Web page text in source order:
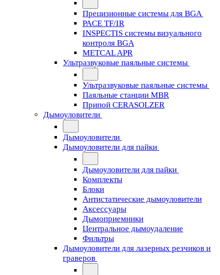
Прецизионные системы для BGA
PACE TF/IR
INSPECTIS системы визуального
контроля BGA
METCAL APR
Ультразвуковые паяльные системы
Ультразвуковые паяльные системы
Паяльные станции MBR
Припой CERASOLZER
Дымоуловители
Дымоуловители
Дымоуловители для пайки
Дымоуловители для пайки
Комплекты
Блоки
Антистатические дымоуловители
Аксессуары
Дымоприемники
Центральное дымоудаление
Фильтры
Дымоуловители для лазерных резчиков и
граверов